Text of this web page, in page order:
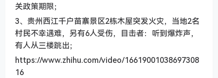
关政策期限；
3、贵州西江千户苗寨景区2栋木屋突发火灾，当地2名
村民不幸遇难，另有6人受伤，目击者：听到爆炸声，
有人从三楼跳出；
https://www.zhihu.com/video/16619001038697308
16